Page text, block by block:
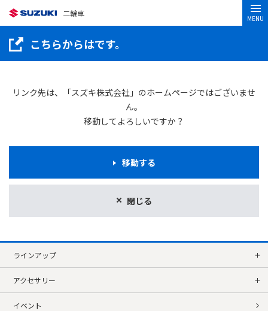
二輪車
MENU
こちらからはです。
リンク先は、「スズキ株式会社」のホームページではございませ
ん。
移動してよろしいですか？
閉じる
移動する
ラインアップ
アクセサリー
イベント